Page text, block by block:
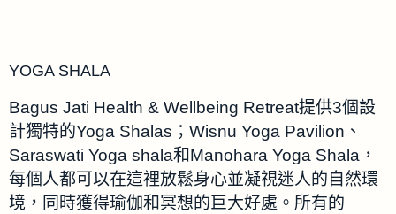
YOGA SHALA
Bagus Jati Health & Wellbeing Retreat提供3個設
計獨特的Yoga Shalas；Wisnu Yoga Pavilion、
Saraswati Yoga shala和Manohara Yoga Shala，
每個人都可以在這裡放鬆身心並凝視迷人的自然環
境，同時獲得瑜伽和冥想的巨大好處。所有的